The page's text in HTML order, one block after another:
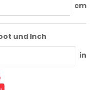
cm
und Inch
in